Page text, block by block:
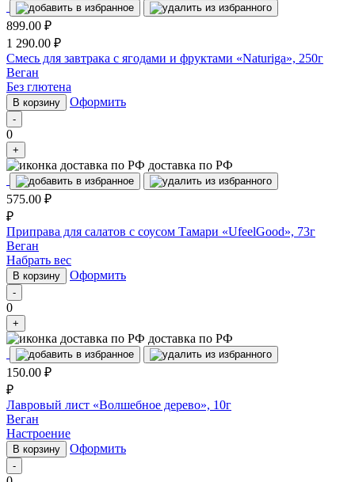
899.00 ₽
1 290.00 ₽
Смесь для завтрака с ягодами и фруктами «Naturiga», 250г
Веган
Без глютена
В корзину Оформить
-
0
+
доставка по РФ
575.00 ₽
₽
Приправа для салатов с соусом Тамари «UfeelGood», 73г
Веган
Набрать вес
В корзину Оформить
-
0
+
доставка по РФ
150.00 ₽
₽
Лавровый лист «Волшебное дерево», 10г
Веган
Настроение
В корзину Оформить
-